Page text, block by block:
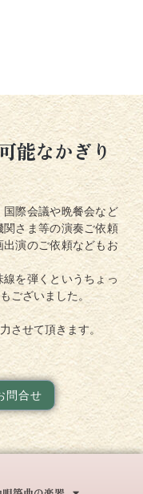
能なかぎり
際会議や晩餐会など
さま等の演奏ご依頼
演のご依頼などもお
を弾くというちょっ
ございました。
させて頂きます。
問合せ